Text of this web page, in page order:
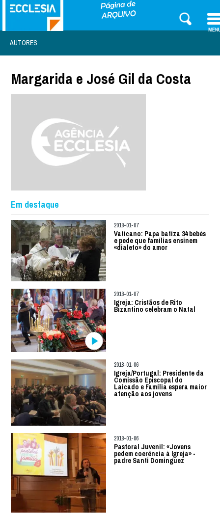
AUTORES
Margarida e José Gil da Costa
Em destaque
2018-01-07
Vaticano: Papa batiza 34 bebés
e pede que famílias ensinem
«dialeto» do amor
2018-01-07
Igreja: Cristãos de Rito
Bizantino celebram o Natal
2018-01-06
Igreja/Portugal: Presidente da
Comissão Episcopal do
Laicado e Família espera maior
atenção aos jovens
2018-01-06
Pastoral Juvenil: «Jovens
pedem coerência à Igreja» -
padre Santi Dominguez